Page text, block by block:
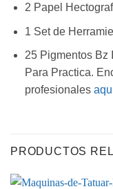
2 Papel
1 Set de
25 Pigmentos Bz
Para Practica.
profesionales
PRODUCTOS